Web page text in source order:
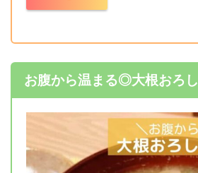
お腹から温まる◎大根おろ